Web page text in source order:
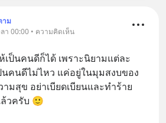
าม
า 00:00 • ความคิดเห็น
เป็นคนดีก็ได้ เพราะนิยามแต่ละ
นคนดีไม่ไหว แค่อยู่ในมุมสงบของ
มสุข อย่าเบียดเบียนและทำร้าย
วครับ 🙂